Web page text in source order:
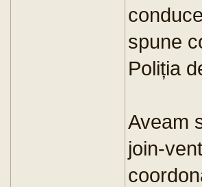
spune
Poliția
Aveam
join-